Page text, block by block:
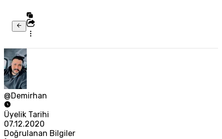
@Demirhan
Üyelik Tarihi
07.12.2020
Doğrulanan Bilgiler